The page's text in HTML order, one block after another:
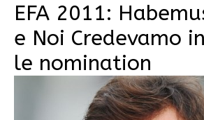
EFA 2011:
e Noi Credevamo
le nomination